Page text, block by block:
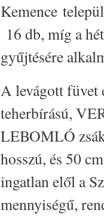
Kemence
16 db, míg a
gyűjtésére
A levágott füvet
teherbírású,
LEBOMLÓ
hosszú, és 50
ingatlan elől a
mennyiségű,